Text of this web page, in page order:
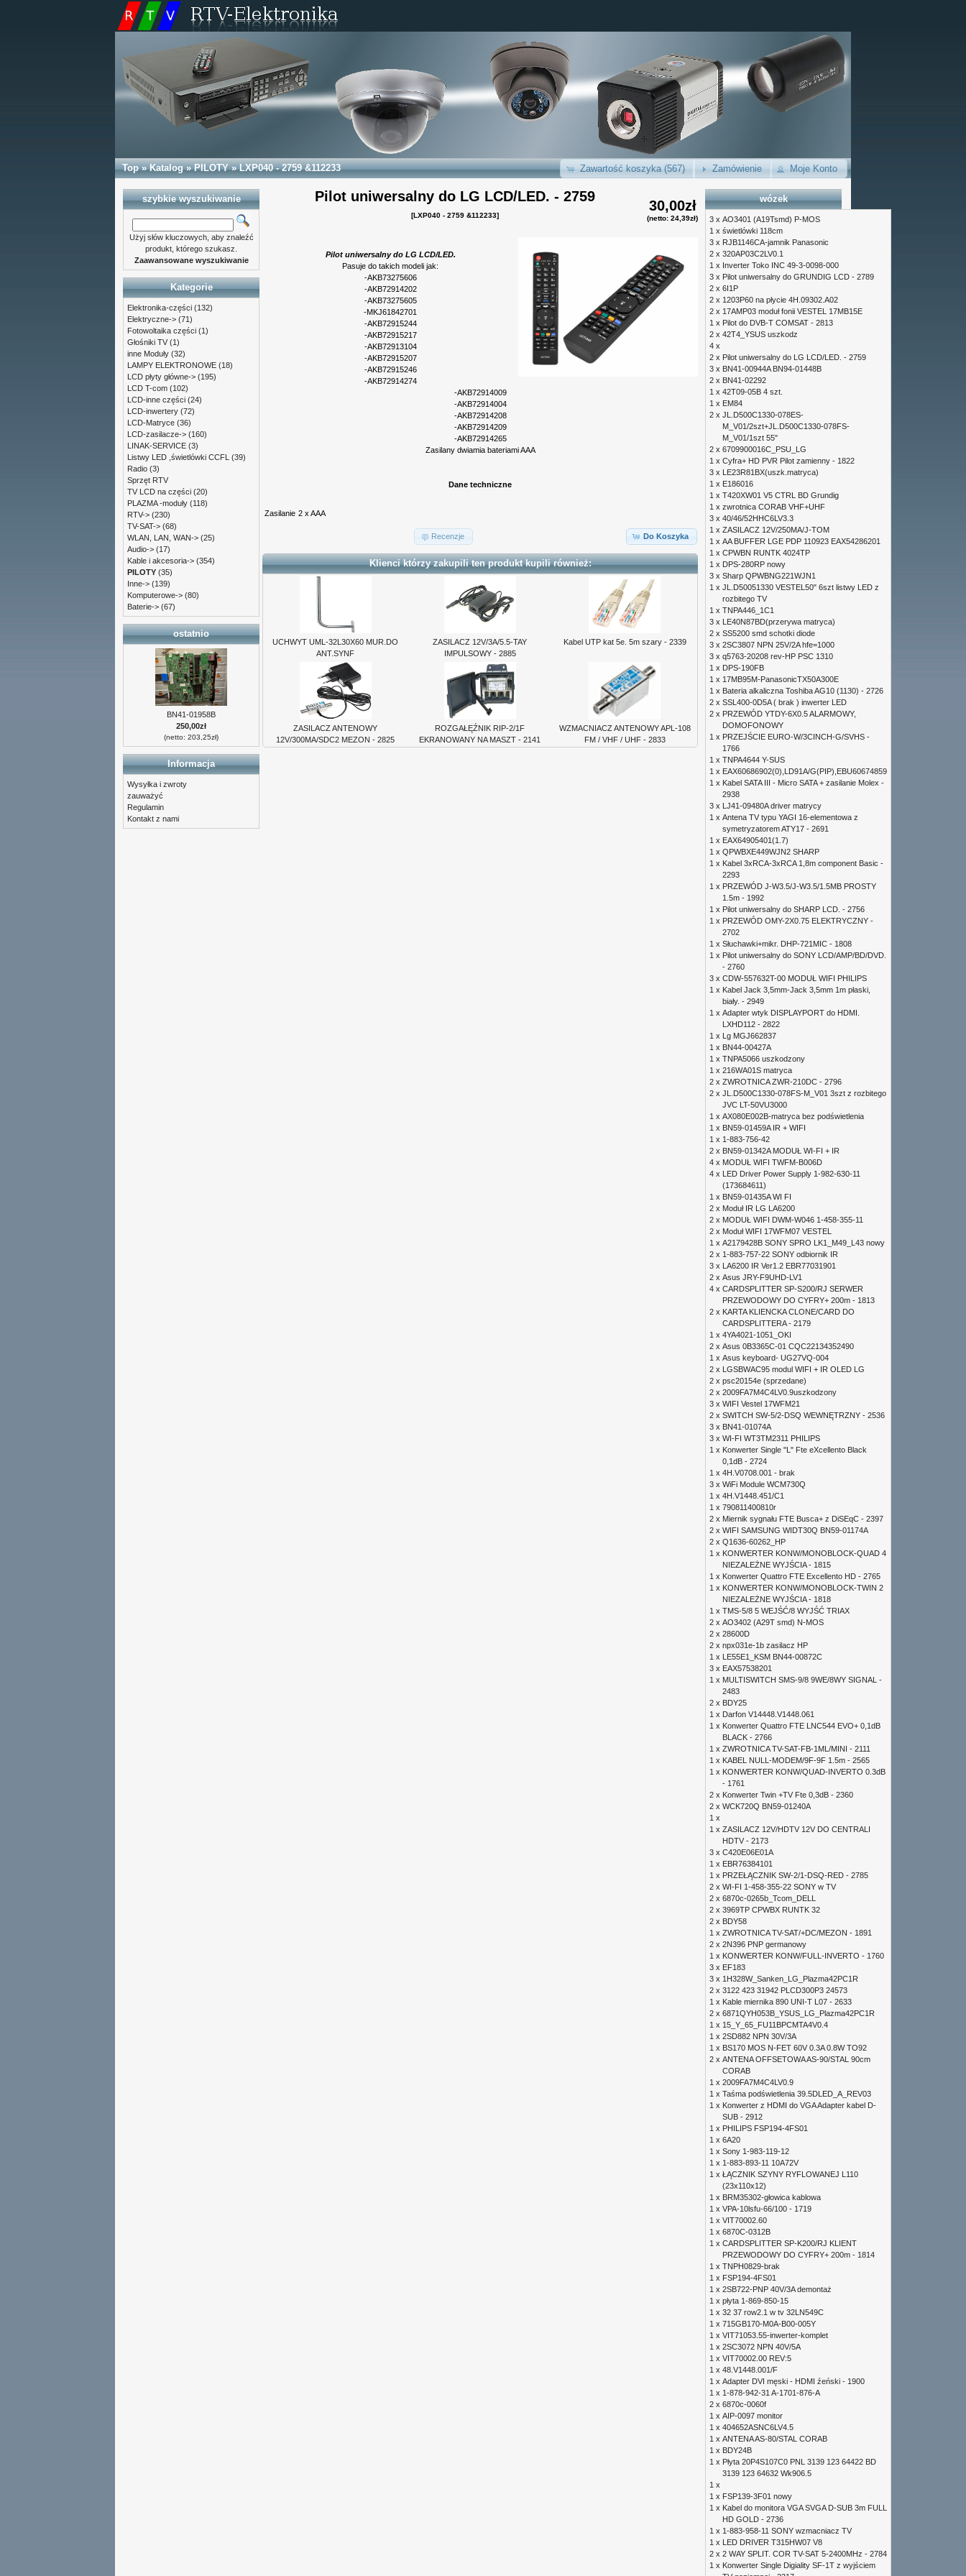
Top»Katalog»PILOTY»LXP040 - 2759 &112233 Zawartość koszyka (567) Zamówienie Moje Konto
30,00zł
(netto: 24,39zł)
Pilot uniwersalny do LG LCD/LED. - 2759
[LXP040 - 2759 &112233]
Pilot uniwersalny do LG LCD/LED.
Pasuje do takich modeli jak:
-AKB73275606
-AKB72914202
-AKB73275605
-MKJ61842701
-AKB72915244
-AKB72915217
-AKB72913104
-AKB72915207
-AKB72915246
-AKB72914274
-AKB72914009
-AKB72914004
-AKB72914208
-AKB72914209
-AKB72914265
Zasilany dwiamia bateriami AAA
Dane techniczne
Zasilanie 2 x AAA
Do Koszyka
Recenzje
Klienci którzy zakupili ten produkt kupili również:
UCHWYT UML-32L30X60 MUR.DO
ANT.SYNF
ZASILACZ 12V/3A/5.5-TAY
IMPULSOWY - 2885
Kabel UTP kat 5e. 5m szary - 2339
ZASILACZ ANTENOWY
12V/300MA/SDC2 MEZON - 2825
ROZGAŁĘŹNIK RIP-2/1F
EKRANOWANY NA MASZT - 2141
WZMACNIACZ ANTENOWY APL-108
FM / VHF / UHF - 2833
szybkie wyszukiwanie
Użyj słów kluczowych, aby znaleźć
produkt, którego szukasz.
Zaawansowane wyszukiwanie
Kategorie
Elektronika-części (132)
Elektryczne-> (71)
Fotowoltaika części (1)
Głośniki TV (1)
inne Moduły (32)
LAMPY ELEKTRONOWE (18)
LCD płyty główne-> (195)
LCD T-com (102)
LCD-inne części (24)
LCD-inwertery (72)
LCD-Matryce (36)
LCD-zasilacze-> (160)
LINAK-SERVICE (3)
Listwy LED ,świetlówki CCFL
(39)
Radio (3)
Sprzęt RTV
TV LCD na części (20)
PLAZMA -moduły (118)
RTV-> (230)
TV-SAT-> (68)
WLAN, LAN, WAN-> (25)
Audio-> (17)
Kable i akcesoria-> (354)
PILOTY (35)
Inne-> (139)
Komputerowe-> (80)
Baterie-> (67)
ostatnio
BN41-01958B
250,00zł
(netto: 203,25zł)
Informacja
Wysyłka i zwroty
zauważyć
Regulamin
Kontakt z nami
wózek
3 x AO3401 (A19Tsmd) P-MOS
1 x świetlówki 118cm
3 x RJB1146CA-jamnik Panasonic
2 x 320AP03C2LV0.1
1 x Inverter Toko INC 49-3-0098-000
3 x Pilot uniwersalny do GRUNDIG LCD - 2789
2 x 6I1P
2 x 1203P60 na płycie 4H.09302.A02
2 x 17AMP03 moduł fonii VESTEL 17MB15E
1 x Pilot do DVB-T COMSAT - 2813
2 x 42T4_YSUS uszkodz
4 x
2 x Pilot uniwersalny do LG LCD/LED. - 2759
3 x BN41-00944A BN94-01448B
2 x BN41-02292
1 x 42T09-05B 4 szt.
1 x EM84
2 x JL.D500C1330-078ES-
M_V01/2szt+JL.D500C1330-078FS-
M_V01/1szt 55"
2 x 6709900016C_PSU_LG
1 x Cyfra+ HD PVR Pilot zamienny - 1822
3 x
LE23R81BX(uszk.matryca)
1 x E186016
1 x T420XW01 V5 CTRL BD Grundig
1 x zwrotnica CORAB VHF+UHF
3 x 40/46/52HHC6LV3.3
1 x ZASILACZ 12V/250MA/J-TOM
1 x AA BUFFER LGE PDP 110923 EAX54286201
1 x CPWBN RUNTK 4024TP
1 x DPS-280RP nowy
3 x Sharp QPWBNG221WJN1
1 x JL.D50051330 VESTEL50" 6szt listwy LED z
rozbitego TV
1 x TNPA446_1C1
3 x
LE40N87BD(przerywa matryca)
2 x SS5200 smd schotki diode
3 x 2SC3807 NPN 25V/2A hfe=1000
3 x q5763-20208 rev-HP PSC 1310
1 x DPS-190FB
1 x 17MB95M-PanasonicTX50A300E
1 x Bateria alkaliczna Toshiba AG10 (1130) - 2726
2 x SSL400-0D5A ( brak ) inwerter LED
2 x PRZEWÓD YTDY-6X0.5 ALARMOWY,
DOMOFONOWY
1 x PRZEJŚCIE EURO-W/3CINCH-G/SVHS -
1766
1 x TNPA4644 Y-SUS
1 x EAX60686902(0),LD91A/G(PIP),EBU60674859
1 x Kabel SATA III - Micro SATA + zasilanie Molex -
2938
3 x
LJ41-09480A driver matrycy
1 x Antena TV typu YAGI 16-elementowa z
symetryzatorem ATY17 - 2691
1 x EAX64905401(1.7)
1 x QPWBXE449WJN2 SHARP
1 x Kabel 3xRCA-3xRCA 1,8m component Basic -
2293
1 x PRZEWÓD J-W3.5/J-W3.5/1.5MB PROSTY
1.5m - 1992
1 x Pilot uniwersalny do SHARP LCD. - 2756
1 x PRZEWÓD OMY-2X0.75 ELEKTRYCZNY -
2702
1 x Słuchawki+mikr. DHP-721MIC - 1808
1 x Pilot uniwersalny do SONY LCD/AMP/BD/DVD.
- 2760
3 x CDW-557632T-00 MODUŁ WIFI PHILIPS
1 x Kabel Jack 3,5mm-Jack 3,5mm 1m płaski,
biały. - 2949
1 x Adapter wtyk DISPLAYPORT do HDMI.
LXHD112 - 2822
1 x
Lg MGJ662837
1 x BN44-00427A
1 x TNPA5066 uszkodzony
1 x 216WA01S matryca
2 x ZWROTNICA ZWR-210DC - 2796
2 x JL.D500C1330-078FS-M_V01 3szt z rozbitego
JVC LT-50VU3000
1 x AX080E002B-matryca bez podświetlenia
1 x BN59-01459A IR + WIFI
1 x 1-883-756-42
2 x BN59-01342A MODUŁ WI-FI + IR
4 x MODUŁ WIFI TWFM-B006D
4 x
LED Driver Power Supply 1-982-630-11
(173684611)
1 x BN59-01435A WI FI
2 x Moduł IR LG LA6200
2 x MODUŁ WIFI DWM-W046 1-458-355-11
2 x Moduł WIFI 17WFM07 VESTEL
1 x A2179428B SONY SPRO LK1_M49_L43 nowy
2 x 1-883-757-22 SONY odbiornik IR
3 x
LA6200 IR Ver1.2 EBR77031901
2 x Asus JRY-F9UHD-LV1
4 x CARDSPLITTER SP-S200/RJ SERWER
PRZEWODOWY DO CYFRY+ 200m - 1813
2 x KARTA KLIENCKA CLONE/CARD DO
CARDSPLITTERA - 2179
1 x 4YA4021-1051_OKI
2 x Asus 0B3365C-01 CQC22134352490
1 x Asus keyboard- UG27VQ-004
2 x
LGSBWAC95 modul WIFI + IR OLED LG
2 x psc20154e (sprzedane)
2 x 2009FA7M4C4LV0.9uszkodzony
3 x WIFI Vestel 17WFM21
2 x SWITCH SW-5/2-DSQ WEWNĘTRZNY - 2536
3 x BN41-01074A
3 x WI-FI WT3TM2311 PHILIPS
1 x Konwerter Single "L" Fte eXcellento Black
0,1dB - 2724
1 x 4H.V0708.001 - brak
3 x WiFi Module WCM730Q
1 x 4H.V1448.451/C1
1 x 790811400810r
2 x Miernik sygnału FTE Busca+ z DiSEqC - 2397
2 x WIFI SAMSUNG WIDT30Q BN59-01174A
2 x Q1636-60262_HP
1 x KONWERTER KONW/MONOBLOCK-QUAD 4
NIEZALEŻNE WYJŚCIA - 1815
1 x Konwerter Quattro FTE Excellento HD - 2765
1 x KONWERTER KONW/MONOBLOCK-TWIN 2
NIEZALEŻNE WYJŚCIA - 1818
1 x TMS-5/8 5 WEJŚĆ/8 WYJŚĆ TRIAX
2 x AO3402 (A29T smd) N-MOS
2 x 28600D
2 x npx031e-1b zasilacz HP
1 x
LE55E1_KSM BN44-00872C
3 x EAX57538201
1 x MULTISWITCH SMS-9/8 9WE/8WY SIGNAL -
2483
2 x BDY25
1 x Darfon V14448.V1448.061
1 x Konwerter Quattro FTE LNC544 EVO+ 0,1dB
BLACK - 2766
1 x ZWROTNICA TV-SAT-FB-1ML/MINI - 2111
1 x KABEL NULL-MODEM/9F-9F 1.5m - 2565
1 x KONWERTER KONW/QUAD-INVERTO 0.3dB
- 1761
2 x Konwerter Twin +TV Fte 0,3dB - 2360
2 x WCK720Q BN59-01240A
1 x
1 x ZASILACZ 12V/HDTV 12V DO CENTRALI
HDTV - 2173
3 x C420E06E01A
1 x EBR76384101
1 x PRZEŁĄCZNIK SW-2/1-DSQ-RED - 2785
2 x WI-FI 1-458-355-22 SONY w TV
2 x 6870c-0265b_Tcom_DELL
2 x 3969TP CPWBX RUNTK 32
2 x BDY58
1 x ZWROTNICA TV-SAT/+DC/MEZON - 1891
2 x 2N396 PNP germanowy
1 x KONWERTER KONW/FULL-INVERTO - 1760
3 x EF183
3 x 1H328W_Sanken_LG_Plazma42PC1R
2 x 3122 423 31942 PLCD300P3 24573
1 x Kable miernika 890 UNI-T L07 - 2633
2 x 6871QYH053B_YSUS_LG_Plazma42PC1R
1 x 15_Y_65_FU11BPCMTA4V0.4
1 x 2SD882 NPN 30V/3A
1 x BS170 MOS N-FET 60V 0.3A 0.8W TO92
2 x ANTENA OFFSETOWA AS-90/STAL 90cm
CORAB
1 x 2009FA7M4C4LV0.9
1 x Taśma podświetlenia 39.5DLED_A_REV03
1 x Konwerter z HDMI do VGA Adapter kabel D-
SUB - 2912
1 x PHILIPS FSP194-4FS01
1 x 6A20
1 x Sony 1-983-119-12
1 x 1-883-893-11 10A72V
1 x ŁĄCZNIK SZYNY RYFLOWANEJ L110
(23x110x12)
1 x BRM35302-głowica kablowa
1 x VPA-10lsfu-66/100 - 1719
1 x VIT70002.60
1 x 6870C-0312B
1 x CARDSPLITTER SP-K200/RJ KLIENT
PRZEWODOWY DO CYFRY+ 200m - 1814
1 x TNPH0829-brak
1 x FSP194-4FS01
1 x 2SB722-PNP 40V/3A demontaż
1 x płyta 1-869-850-15
1 x 32 37 row2.1 w tv 32LN549C
1 x 715GB170-M0A-B00-005Y
1 x VIT71053.55-inwerter-komplet
1 x 2SC3072 NPN 40V/5A
1 x VIT70002.00 REV:5
1 x 48.V1448.001/F
1 x Adapter DVI męski - HDMI źeński - 1900
1 x 1-878-942-31 A-1701-876-A
2 x 6870c-0060f
1 x AIP-0097 monitor
1 x 404652ASNC6LV4.5
1 x ANTENA AS-80/STAL CORAB
1 x BDY24B
1 x Płyta 20P4S107C0 PNL 3139 123 64422 BD
3139 123 64632 Wk906.5
1 x
1 x FSP139-3F01 nowy
1 x Kabel do monitora VGA SVGA D-SUB 3m FULL
HD GOLD - 2736
1 x 1-883-958-11 SONY wzmacniacz TV
1 x
LED DRIVER T315HW07 V8
2 x 2 WAY SPLIT. COR TV-SAT 5-2400MHz - 2784
1 x Konwerter Single Digiality SF-1T z wyjściem